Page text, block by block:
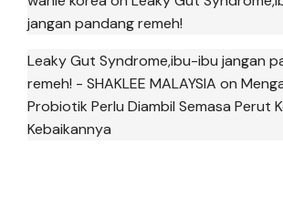
jangan pandang remeh!
Leaky Gut Syndrome,ibu-ibu jangan
remeh! - SHAKLEE MALAYSIA on
Probiotik Perlu Diambil Semasa Perut
Kebaikannya